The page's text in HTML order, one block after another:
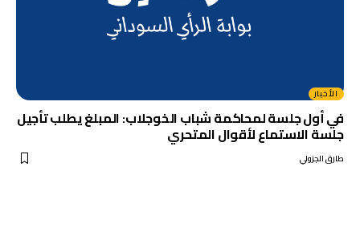
الأخبار
في أول جلسة لمحاكمة شباب الخوجلاب: المبلغ يطلب تأجيل
جلسة الاستماع لأقوال المتحري
طارق الجزولي